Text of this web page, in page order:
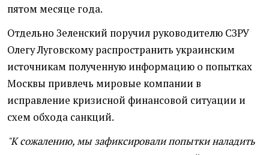
пятом месяце года.
Отдельно Зеленский поручил руководителю СЗРУ
Олегу Луговскому распространить украинским
источникам полученную информацию о попытках
Москвы привлечь мировые компании в
исправление кризисной финансовой ситуации и
схем обхода санкций.
"К сожалению, мы зафиксировали попытки наладить